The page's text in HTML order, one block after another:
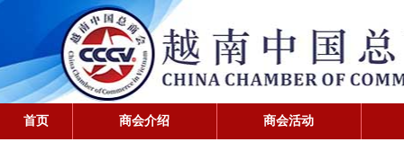
首页 商会介绍 商会活动